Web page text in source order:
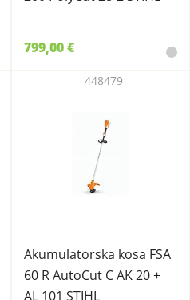
799,00 €
Akumulatorska kosa FSA
60 R AutoCut C AK 20 +
AL 101 STIHL
448479